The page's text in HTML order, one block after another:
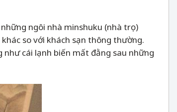
ngôi nhà minshuku (nhà trọ)
so với khách sạn thông thường.
cái lạnh biến mất đằng sau những